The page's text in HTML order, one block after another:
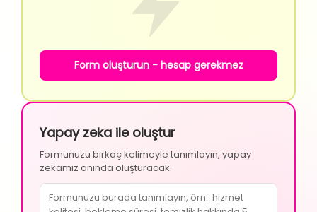
Form oluşturun - hesap gerekmez
Yapay zeka ile oluştur
Formunuzu birkaç kelimeyle tanımlayın, yapay
zekamız anında oluşturacak.